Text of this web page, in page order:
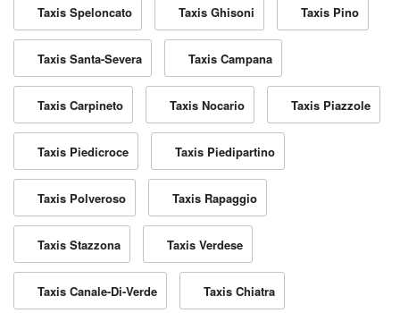
Taxis Speloncato Taxis Ghisoni Taxis Pino
Taxis Santa-Severa Taxis Campana
Taxis Carpineto Taxis Nocario Taxis Piazzole
Taxis Piedicroce Taxis Piedipartino
Taxis Polveroso Taxis Rapaggio
Taxis Stazzona Taxis Verdese
Taxis Canale-Di-Verde Taxis Chiatra